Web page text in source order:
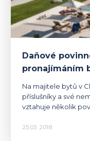
Daňové
pronajímáním
Na majitele bytů v
příslušníky a své
vztahuje několik
25.03. 2018